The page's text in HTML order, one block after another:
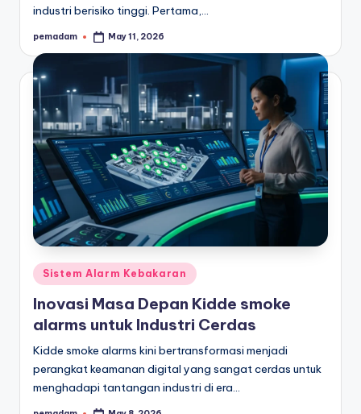
industri berisiko tinggi. Pertama,…
Posted
pemadam May 11, 2026
Posted
in
Sistem Alarm Kebakaran
Inovasi Masa Depan Kidde smoke
alarms untuk Industri Cerdas
Kidde smoke alarms kini bertransformasi menjadi
perangkat keamanan digital yang sangat cerdas untuk
menghadapi tantangan industri di era…